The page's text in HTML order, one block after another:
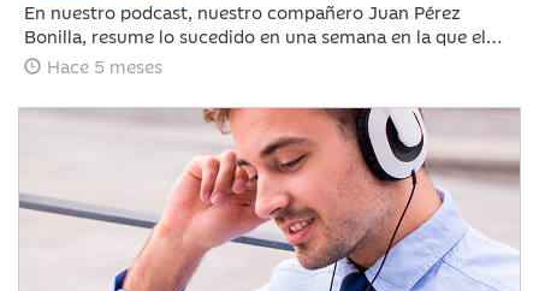
En nuestro podcast, nuestro compañero Juan Pérez
Bonilla, resume lo sucedido en una semana en la que el
precio del petróleo ha retrocedido con fuerza después de
dado un respiro tras encadenar sesiones con caídas
generalizadas ante la intensificación del conflicto bélico
de EE. UU. e Israel contra Irán
Hace 5 meses